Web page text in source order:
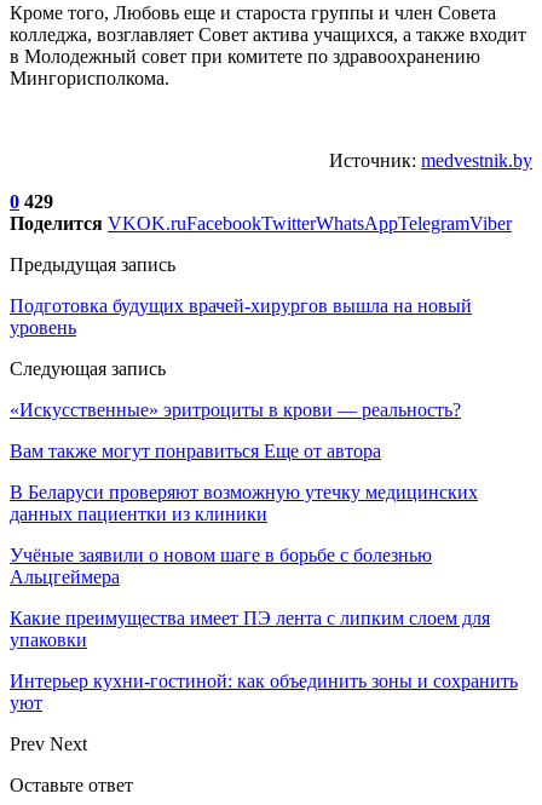
Кроме того, Любовь еще и староста группы и член Совета
колледжа, возглавляет Совет актива учащихся, а также входит
в Молодежный совет при комитете по здравоохранению
Мингорисполкома.
Источник: medvestnik.by
0 429
Поделится VKOK.ruFacebookTwitterWhatsAppTelegramViber
Предыдущая запись
Подготовка будущих врачей-хирургов вышла на новый
уровень
Следующая запись
«Искусственные» эритроциты в крови — реальность?
Вам также могут понравиться Еще от автора
В Беларуси проверяют возможную утечку медицинских
данных пациентки из клиники
Учёные заявили о новом шаге в борьбе с болезнью
Альцгеймера
Какие преимущества имеет ПЭ лента с липким слоем для
упаковки
Интерьер кухни-гостиной: как объединить зоны и сохранить
уют
Prev Next
Оставьте ответ